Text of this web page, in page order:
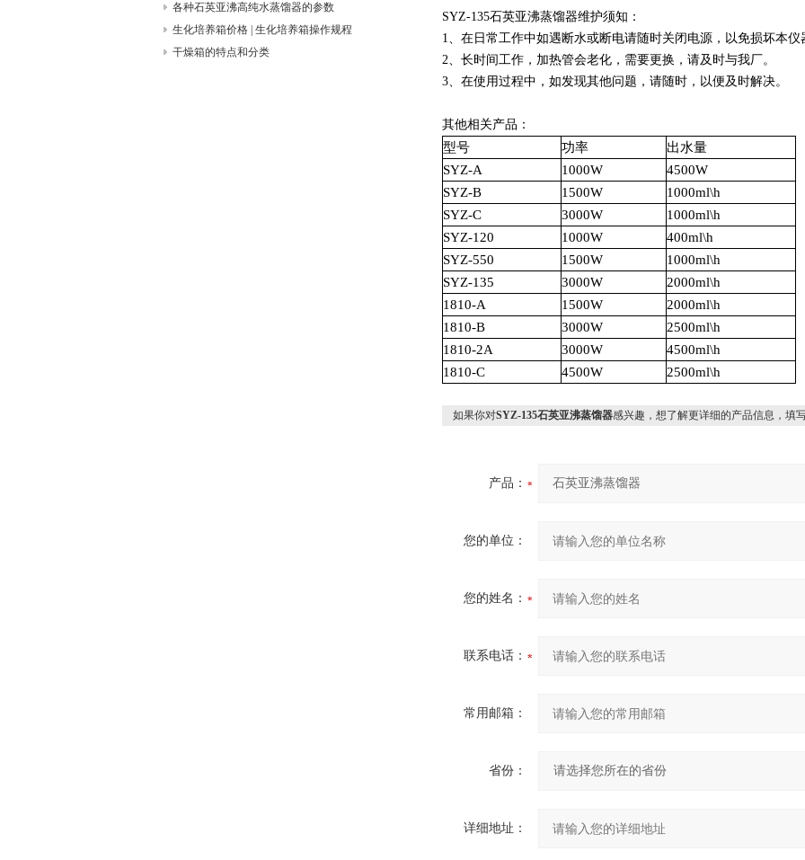
各种石英亚沸高纯水蒸馏器的参数
生化培养箱价格 | 生化培养箱操作规程
干燥箱的特点和分类
SYZ-135石英亚沸蒸馏器维护须知：
1、在日常工作中如遇断水或断电请随时关闭电源，以免损坏本仪
2、长时间工作，加热管会老化，需要更换，请及时与我厂。
3、在使用过程中，如发现其他问题，请随时，以便及时解决。
其他相关产品：
型号 功率
出水量
SYZ-A
1000W
4500W
SYZ-B
1500W
1000ml\h
SYZ-C
3000W
1000ml\h
SYZ-120
1000W
400ml\h
SYZ-550
1500W
1000ml\h
SYZ-135
3000W
2000ml\h
1810-A
1500W
2000ml\h
1810-B
3000W
2500ml\h
1810-2A
3000W
4500ml\h
1810-C
4500W 2500ml\h
如果你对SYZ-135石英亚沸蒸馏器感兴趣，想了解更详细的产品信息，填
产品：
您的单位：
您的姓名：
联系电话：
常用邮箱：
省份：
详细地址：